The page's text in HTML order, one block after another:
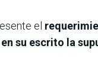
el
su escrito la